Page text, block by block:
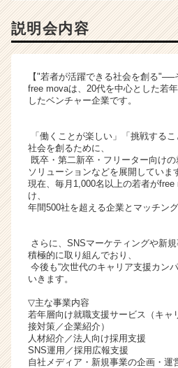
が
届
く
活
イ
ト
ア
ャ
リ
ア
e
r
C
説明会内容
【"若者が活躍できる社会を創る"──
free movaは、20代を中心とした若
したベンチャー企業です。
「働くことが楽しい」「挑戦する
社会を創るために、
既卒・第二新卒・フリーター向け
ソリューションなどを展開していま
現在、毎月1,000名以上の若者が
け、
年間500社を超える企業とマッチン
さらに、SNSマーケティングや新
積極的に取り組んでおり、
今後も“次世代のキャリア支援カン
いきます。
▽主な事業内容
若年層向け就職支援サービス（キャ
接対策／企業紹介）
人材紹介／法人向け採用支援
SNS運用／採用広報支援
自社メディア・新規事業の企画・運